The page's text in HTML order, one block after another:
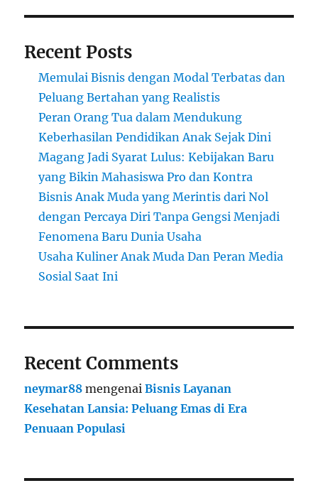
Recent Posts
Memulai Bisnis dengan Modal Terbatas dan
Peluang Bertahan yang Realistis
Peran Orang Tua dalam Mendukung
Keberhasilan Pendidikan Anak Sejak Dini
Magang Jadi Syarat Lulus: Kebijakan Baru
yang Bikin Mahasiswa Pro dan Kontra
Bisnis Anak Muda yang Merintis dari Nol
dengan Percaya Diri Tanpa Gengsi Menjadi
Fenomena Baru Dunia Usaha
Usaha Kuliner Anak Muda Dan Peran Media
Sosial Saat Ini
Recent Comments
neymar88 mengenaiBisnis Layanan
Kesehatan Lansia: Peluang Emas di Era
Penuaan Populasi